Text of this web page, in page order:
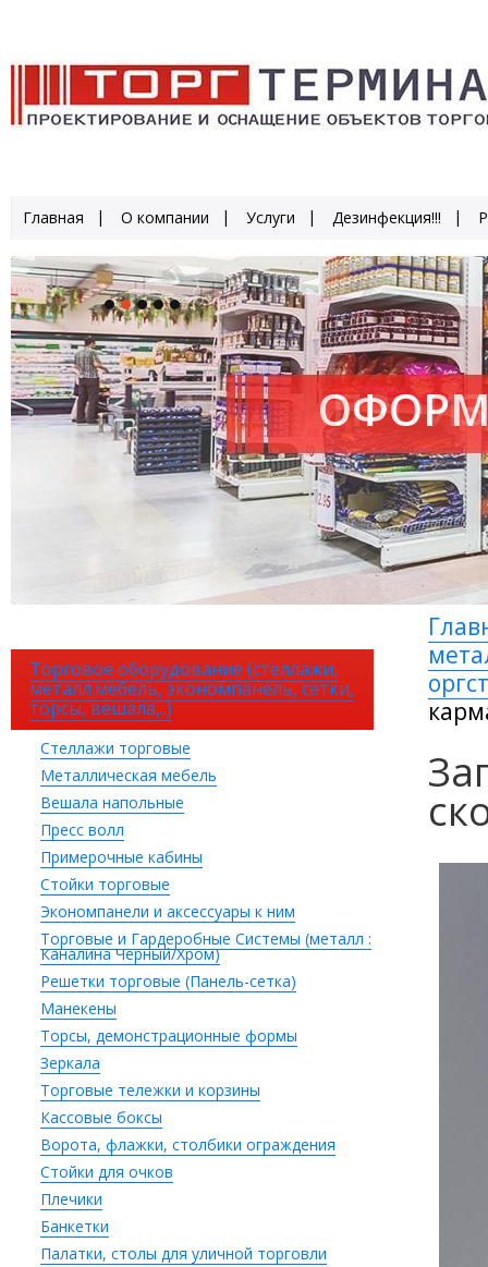
Главная О компании Услуги Дезинфекция!!!
Торговое оборудование (стеллажи,
металл.мебель, экономпанель, сетки,
торсы, вешала,..)
Стеллажи торговые
Металлическая мебель
Вешала напольные
Пресс волл
Примерочные кабины
Стойки торговые
Экономпанели и аксессуары к ним
Торговые и Гардеробные Системы (металл :
Каналина Черный/Хром)
Решетки торговые (Панель-сетка)
Манекены
Торсы, демонстрационные формы
Зеркала
Торговые тележки и корзины
Кассовые боксы
Ворота, флажки, столбики ограждения
Стойки для очков
Плечики
Банкетки
Палатки, столы для уличной торговли